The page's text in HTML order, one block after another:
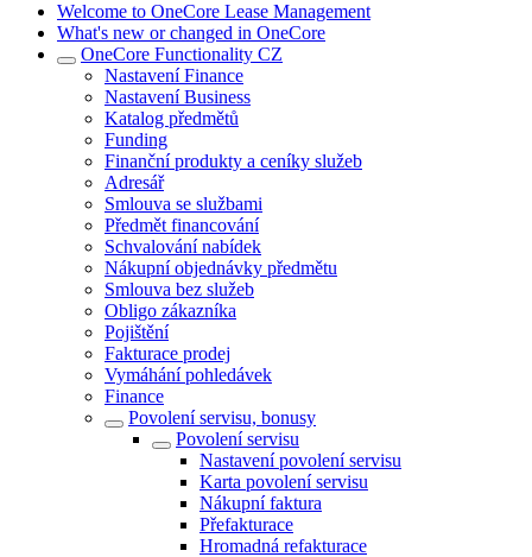
Welcome to OneCore Lease Management
What's new or changed in OneCore
OneCore Functionality CZ
Nastavení Finance
Nastavení Business
Katalog předmětů
Funding
Finanční produkty a ceníky služeb
Adresář
Smlouva se službami
Předmět financování
Schvalování nabídek
Nákupní objednávky předmětu
Smlouva bez služeb
Obligo zákazníka
Pojištění
Fakturace prodej
Vymáhání pohledávek
Finance
Povolení servisu, bonusy
Povolení servisu
Nastavení povolení servisu
Karta povolení servisu
Nákupní faktura
Přefakturace
Hromadná refakturace